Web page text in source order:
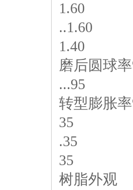
1.60
..1.60
1.40
磨后圆球
...95
转型膨胀
35
.35
35
树脂外观